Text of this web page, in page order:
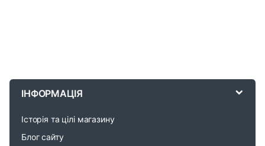
ІНФОРМАЦІЯ
Історія та цілі магазину
Блог сайту